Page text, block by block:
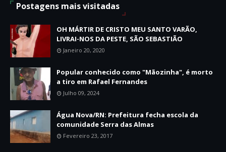
Postagens mais visitadas
OH MÁRTIR DE CRISTO MEU SANTO VARÃO,
LIVRAI-NOS DA PESTE, SÃO SEBASTIÃO
Janeiro 20, 2020
Popular conhecido como "Mãozinha", é morto
a tiro em Rafael Fernandes
Julho 09, 2024
Água Nova/RN: Prefeitura fecha escola da
comunidade Serra das Almas
Fevereiro 23, 2017